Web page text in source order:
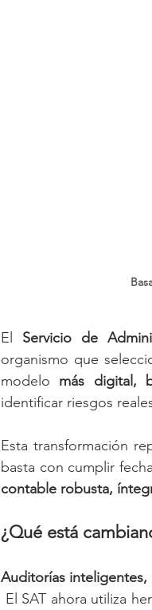
El Servicio de
organismo que
modelo más digital,
identificar riesgos
Esta transformación
basta con cumplir
contable robusta,
¿Qué está
Auditorías inteligentes,